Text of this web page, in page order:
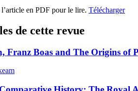
en PDF pour le lire. Télécharger
de cette revue
Franz Boas and The Origins of